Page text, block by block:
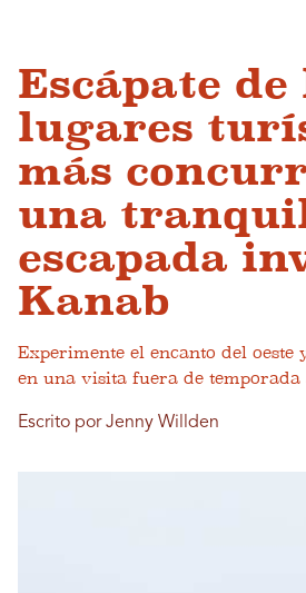
Escápate de
lugares
más
una
escapada
Kanab
Experimente el encanto del oeste
en una visita fuera de temporada
Escrito por Jenny Willden